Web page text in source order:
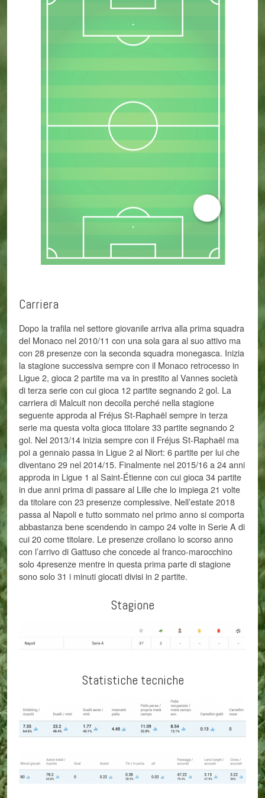
Carriera
Dopo la trafila nel settore giovanile arriva alla prima squadra
del Monaco nel 2010/11 con una sola gara al suo attivo ma
con 28 presenze con la seconda squadra monegasca. Inizia
la stagione successiva sempre con il Monaco retrocesso in
Ligue 2, gioca 2 partite ma va in prestito al Vannes società
di terza serie con cui gioca 12 partite segnando 2 gol. La
carriera di Malcuit non decolla perché nella stagione
seguente approda al Fréjus St-Raphaël sempre in terza
serie ma questa volta gioca titolare 33 partite segnando 2
gol. Nel 2013/14 inizia sempre con il Fréjus St-Raphaël ma
poi a gennaio passa in Ligue 2 al Niort: 6 partite per lui che
diventano 29 nel 2014/15. Finalmente nel 2015/16 a 24 anni
approda in Ligue 1 al Saint-Étienne con cui gioca 34 partite
in due anni prima di passare al Lille che lo impiega 21 volte
da titolare con 23 presenze complessive. Nell’estate 2018
passa al Napoli e tutto sommato nel primo anno si comporta
abbastanza bene scendendo in campo 24 volte in Serie A di
cui 20 come titolare. Le presenze crollano lo scorso anno
con l’arrivo di Gattuso che concede al franco-marocchino
solo 4presenze mentre in questa prima parte di stagione
sono solo 31 i minuti giocati divisi in 2 partite.
Stagione
Statistiche tecniche